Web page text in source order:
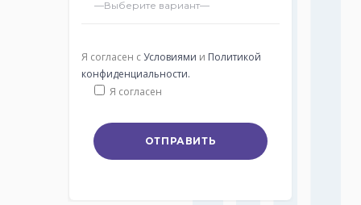
Я согласен сУсловиями и Политикой
конфиденциальности.
Я согласен